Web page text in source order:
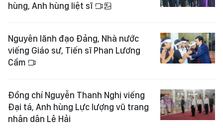
hùng, Anh hùng liệt sĩ
Nguyên lãnh đạo Đảng, Nhà nước
viếng Giáo sư, Tiến sĩ Phan Lương
Cầm
Đồng chí Nguyễn Thanh Nghị viếng
Đại tá, Anh hùng Lực lượng vũ trang
nhân dân Lê Hải